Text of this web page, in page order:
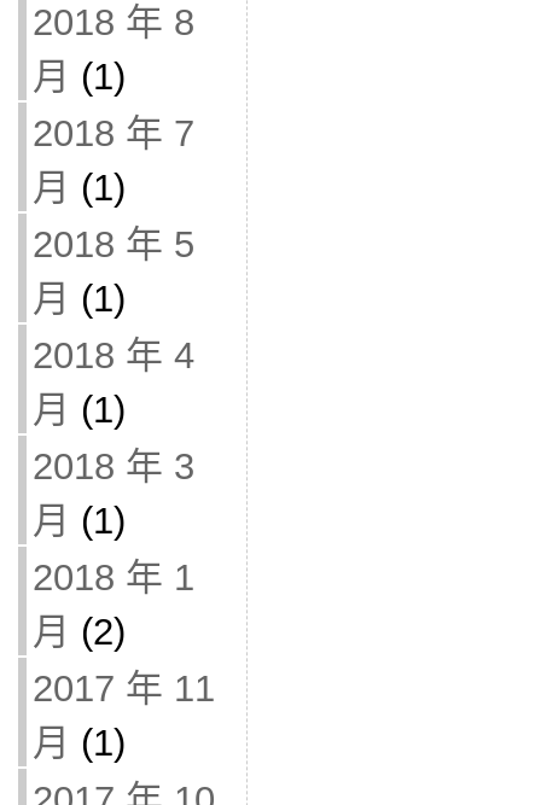
2018 年 8
月 (1)
2018 年 7
月 (1)
2018 年 5
月 (1)
2018 年 4
月 (1)
2018 年 3
月 (1)
2018 年 1
月 (2)
2017 年 11
月 (1)